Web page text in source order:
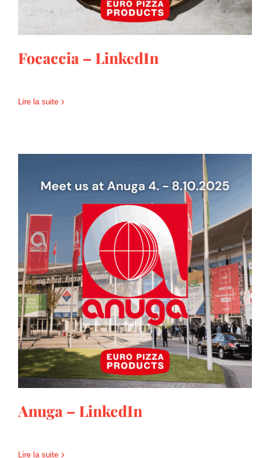
Focaccia – LinkedIn
Lire la suite
Anuga – LinkedIn
Anuga – LinkedIn
Lire la suite